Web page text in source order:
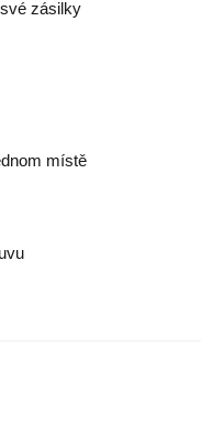
zásilky
místě